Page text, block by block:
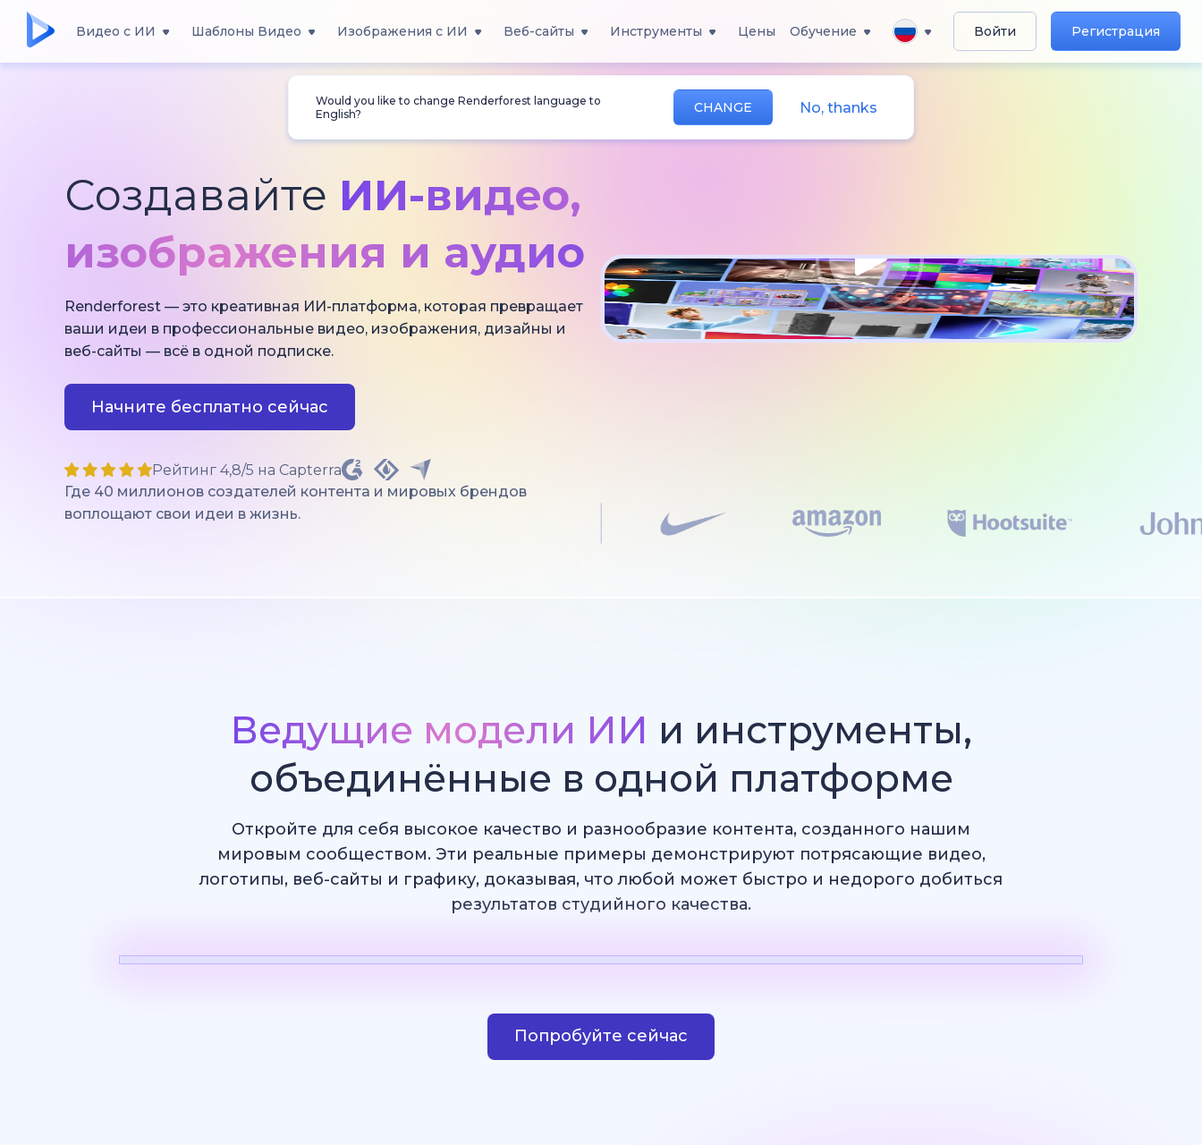
Видео с ИИ Шаблоны Видео Изображения с ИИ Веб-сайты Инструменты Цены Обучение Войти Регистрация
Would you like to change Renderforest language to
English?
CHANGE No, thanks
Создавайте ИИ-видео,
изображения и аудио
Renderforest — это креативная ИИ-платформа, которая превращает
ваши идеи в профессиональные видео, изображения, дизайны и
веб-сайты — всё в одной подписке.
Начните бесплатно сейчас
Рейтинг 4,8/5 на Capterra
Где 40 миллионов создателей контента и мировых брендов
воплощают свои идеи в жизнь.
Ведущие модели ИИ и инструменты,
объединённые в одной платформе
Откройте для себя высокое качество и разнообразие контента, созданного нашим
мировым сообществом. Эти реальные примеры демонстрируют потрясающие видео,
логотипы, веб-сайты и графику, доказывая, что любой может быстро и недорого добиться
результатов студийного качества.
Попробуйте сейчас